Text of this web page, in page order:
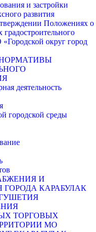
и застройки
развития
Положениях о
округ город
деятельность
городской среды
И
КАРАБУЛАК
ТОРГОВЫХ
МО